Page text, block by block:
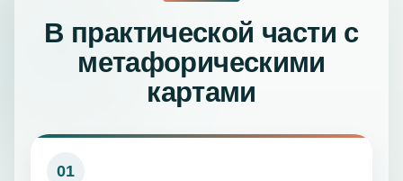
В практической части с
метафорическими
картами
01